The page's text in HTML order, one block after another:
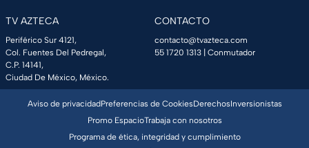
TV AZTECA
Periférico Sur 4121,
Col. Fuentes Del Pedregal,
C.P. 14141,
Ciudad De México, México.
CONTACTO
contacto@tvazteca.com
55 1720 1313 | Conmutador
Aviso de privacidadPreferencias de CookiesDerechosInversionistas
Promo EspacioTrabaja con nosotros
Programa de ética, integridad y cumplimiento